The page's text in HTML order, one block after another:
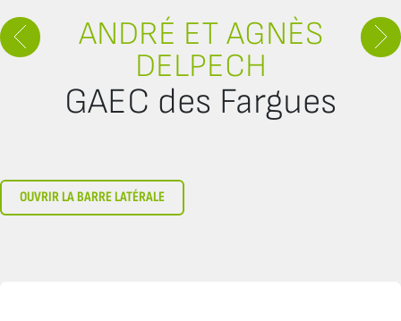
ANDRÉ ET AGNÈS
DELPECH
GAEC des Fargues
OUVRIR LA BARRE LATÉRALE